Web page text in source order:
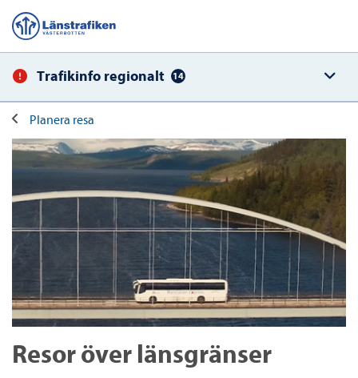
Trafikinfo regionalt 14
Planera resa
Resor över länsgränser